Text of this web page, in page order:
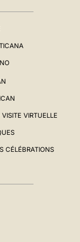
VIRTUELLE
CÉLÉBRATIONS